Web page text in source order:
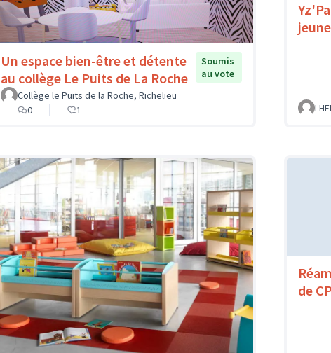
Un espace bien-être et détente
au collège Le Puits de La Roche
Soumis
au vote
Collège le Puits de la Roche, Richelieu
0
1
de